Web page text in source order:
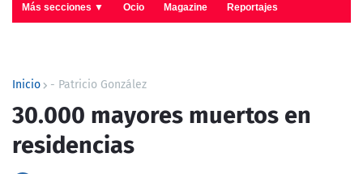
Más secciones ▼ Ocio Magazine Reportajes
Inicio - Patricio González
30.000 mayores muertos en
residencias